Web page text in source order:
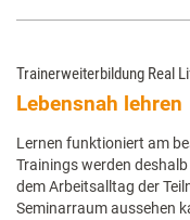
Trainerweiterbildung Real
Lebensnah lehren
Lernen funktioniert am
Trainings werden
dem Arbeitsalltag der
Seminarraum aussehen